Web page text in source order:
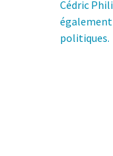
Cédric
politiques.